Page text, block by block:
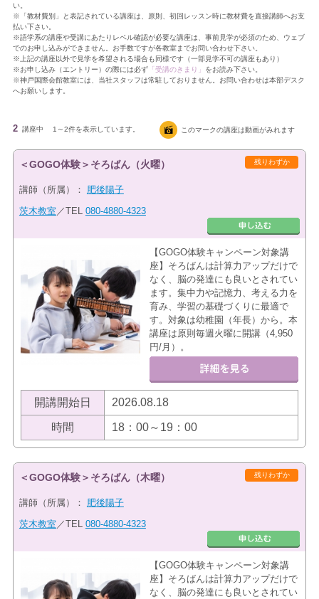
い。
※「教材費別」と表記されている講座は、原則、初回レッスン時に教材費を直接講師へお支
払い下さい。
※語学系の講座や受講にあたりレベル確認が必要な講座は、事前見学が必須のため、ウェブ
でのお申し込みができません。お手数ですが各教室までお問い合わせ下さい。
※上記の講座以外で見学を希望される場合も同様です（一部見学不可の講座もあり）
※お申し込み（エントリー）の際には必ず「受講のきまり」 をお読み下さい。
※神戸国際会館教室には、当社スタッフは常駐しておりません。お問い合わせは本部デスク
へお願いします。
2 講座中 1～2件を表示しています。 このマークの講座は動画がみれます
残りわずか
＜GOGO体験＞そろばん（火曜）
講師（所属）： 肥後陽子
茨木教室 ／TEL 080-4880-4323
【GOGO体験キャンペーン対象講
座】そろばんは計算力アップだけで
なく、脳の発達にも良いとされてい
ます。集中力や記憶力、考える力を
育み、学習の基礎づくりに最適で
す。対象は幼稚園（年長）から。本
講座は原則毎週火曜に開講（4,950
円/月）。
開講開始日 2026.08.18
時間 18：00～19：00
残りわずか
＜GOGO体験＞そろばん（木曜）
講師（所属）： 肥後陽子
茨木教室 ／TEL 080-4880-4323
【GOGO体験キャンペーン対象講
座】そろばんは計算力アップだけで
なく、脳の発達にも良いとされてい